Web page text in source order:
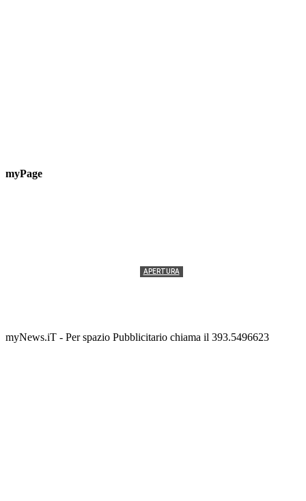
myPage
APERTURA
myNews.iT - Per spazio Pubblicitario chiama il 393.5496623